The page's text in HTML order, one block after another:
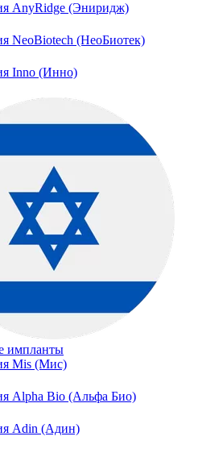
AnyRidge (Эниридж)
NeoBiotech (НеоБиотек)
Inno (Инно)
импланты
Mis (Мис)
Alpha Bio (Альфа Био)
Adin (Адин)